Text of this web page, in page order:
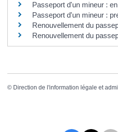
Passeport d'un mineur :
Passeport d'un mineur :
Renouvellement du
Renouvellement du
© Direction de l'information légale et